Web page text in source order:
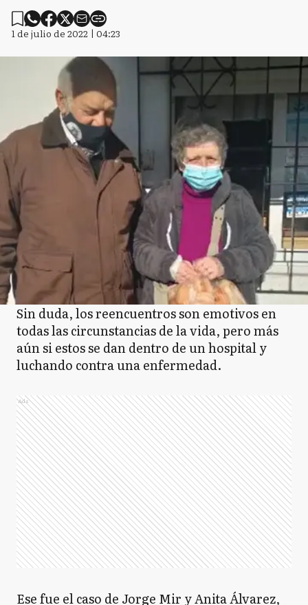
1 de julio de 2022 | 04:23
Sin duda, los reencuentros son emotivos en
todas las circunstancias de la vida, pero más
aún si estos se dan dentro de un hospital y
luchando contra una enfermedad.
Ads
Ese fue el caso de Jorge Mir y Anita Álvarez,